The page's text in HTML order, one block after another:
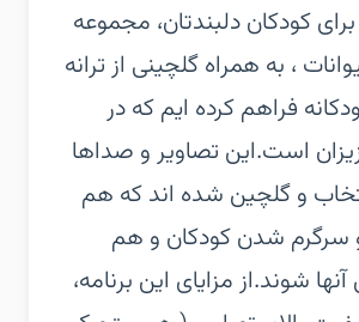
برای کودکان دلبندتان، مجموعه
، به همراه گلچینی از ترانه
فراهم کرده ایم که در
است.‏این تصاویر و صداها
و گلچین شده اند که هم
سرگرم شدن کودکان و هم
شوند.‏از مزایای این برنامه،